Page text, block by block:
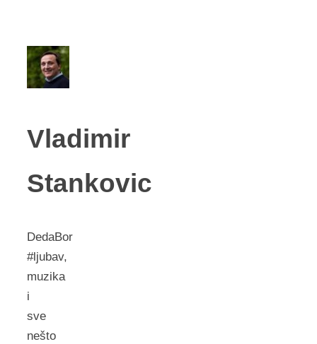
Vladimir
Stankovic
DedaBor
#ljubav,
muzika
i
sve
nešto